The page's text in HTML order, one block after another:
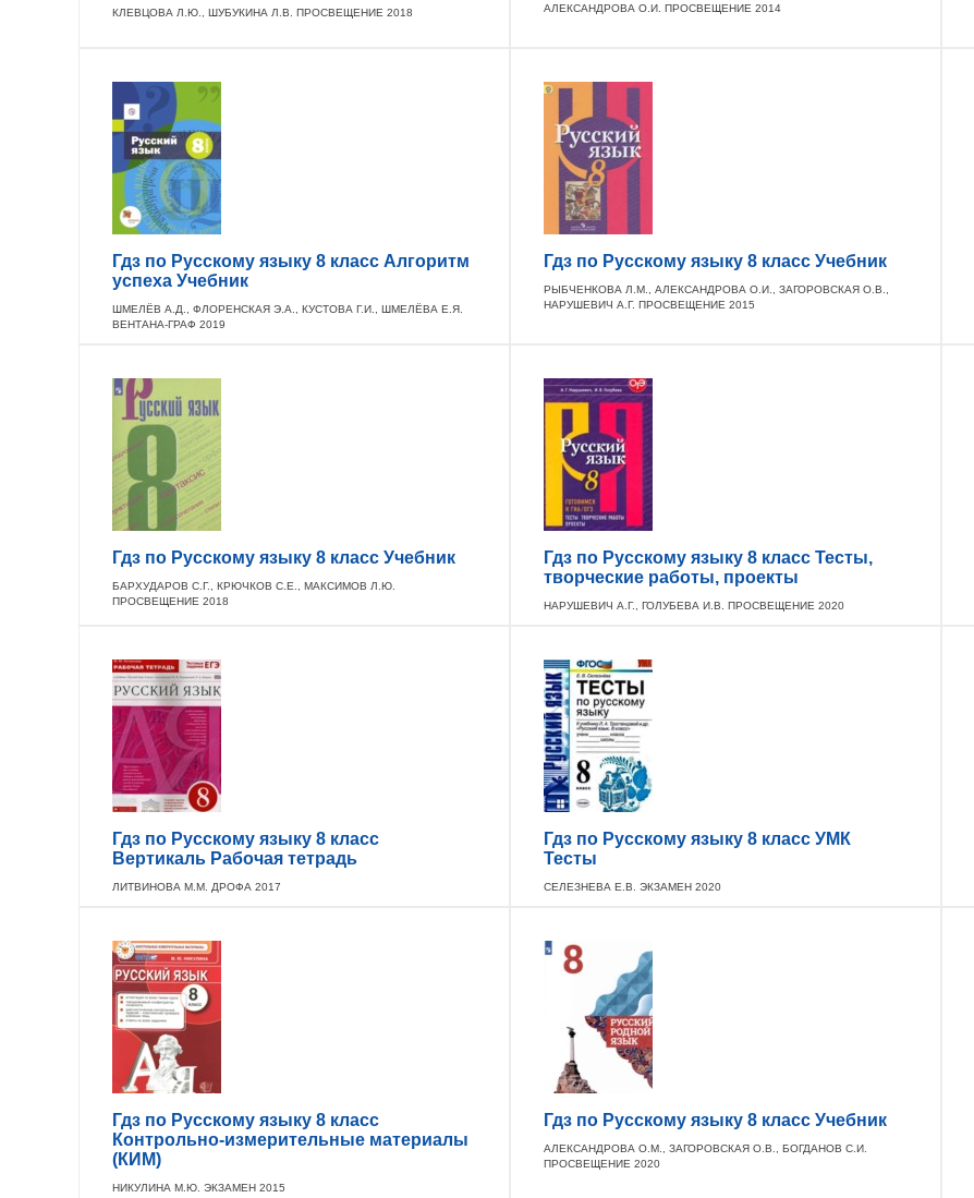
КЛЕВЦОВА Л.Ю., ШУБУКИНА Л.В. ПРОСВЕЩЕНИЕ 2018
АЛЕКСАНДРОВА О.И. ПРОСВЕЩЕНИЕ 2014
Гдз по Русскому языку 8 класс Алгоритм
успеха Учебник
ШМЕЛЁВ А.Д., ФЛОРЕНСКАЯ Э.А., КУСТОВА Г.И., ШМЕЛЁВА Е.Я.
ВЕНТАНА-ГРАФ 2019
Гдз по Русскому языку 8 класс Учебник
РЫБЧЕНКОВА Л.М., АЛЕКСАНДРОВА О.И., ЗАГОРОВСКАЯ О.В.,
НАРУШЕВИЧ А.Г. ПРОСВЕЩЕНИЕ 2015
Гдз по Русскому языку 8 класс Учебник
БАРХУДАРОВ С.Г., КРЮЧКОВ С.Е., МАКСИМОВ Л.Ю.
ПРОСВЕЩЕНИЕ 2018
Гдз по Русскому языку 8 класс Тесты,
творческие работы, проекты
НАРУШЕВИЧ А.Г., ГОЛУБЕВА И.В. ПРОСВЕЩЕНИЕ 2020
Гдз по Русскому языку 8 класс
Вертикаль Рабочая тетрадь
ЛИТВИНОВА М.М. ДРОФА 2017
Гдз по Русскому языку 8 класс УМК
Тесты
СЕЛЕЗНЕВА Е.В. ЭКЗАМЕН 2020
Гдз по Русскому языку 8 класс
Контрольно-измерительные материалы
(КИМ)
НИКУЛИНА М.Ю. ЭКЗАМЕН 2015
Гдз по Русскому языку 8 класс Учебник
АЛЕКСАНДРОВА О.М., ЗАГОРОВСКАЯ О.В., БОГДАНОВ С.И.
ПРОСВЕЩЕНИЕ 2020